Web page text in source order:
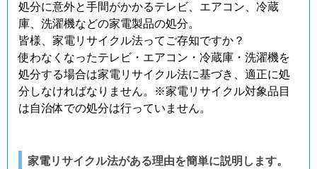
処分に意外と手間がかかるテレビ、エアコン、冷蔵
庫、洗濯機などの家電製品の処分。
皆様、家電リサイクル法ってご存知ですか？
使わなくなったテレビ・エアコン・冷蔵庫・洗濯機を
処分する場合は家電リサイクル法に基づき、適正に処
分しなければなりません。※家電リサイクル対象品目
は自治体での処分は行っていません。
家電リサイクル法がある理由を簡単に説明します。